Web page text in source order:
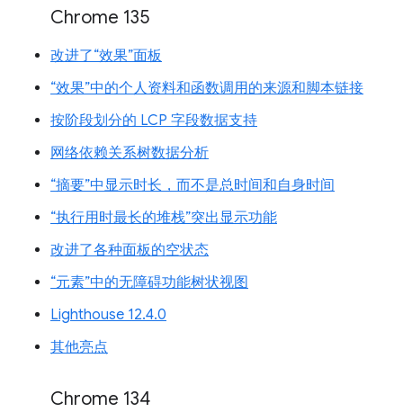
Chrome 135
改进了“效果”面板
“效果”中的个人资料和函数调用的来源和脚本链接
按阶段划分的 LCP 字段数据支持
网络依赖关系树数据分析
“摘要”中显示时长，而不是总时间和自身时间
“执行用时最长的堆栈”突出显示功能
改进了各种面板的空状态
“元素”中的无障碍功能树状视图
Lighthouse 12.4.0
其他亮点
Chrome 134